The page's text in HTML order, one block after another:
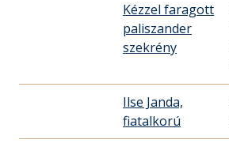
Kézzel faragott
paliszander
szekrény
Ilse Janda,
fiatalkorú